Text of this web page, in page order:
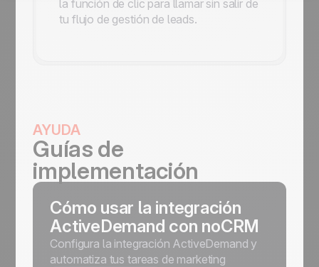
la función de clic para llamar sin salir de
tu flujo de gestión de leads.
AYUDA
Guías de
implementación
Cómo usar la integración
ActiveDemand con noCRM
Configura la integración ActiveDemand y
automatiza tus tareas de marketing